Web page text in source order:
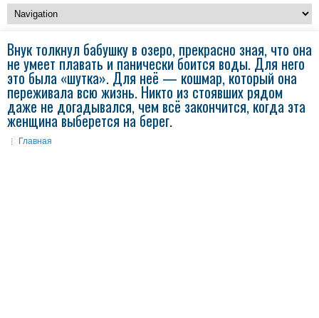
Внук толкнул бабушку в озеро, прекрасно зная, что она
не умеет плавать и панически боится воды. Для него
это была «шутка». Для неё — кошмар, который она
переживала всю жизнь. Никто из стоявших рядом
даже не догадывался, чем всё закончится, когда эта
женщина выберется на берег.
Главная